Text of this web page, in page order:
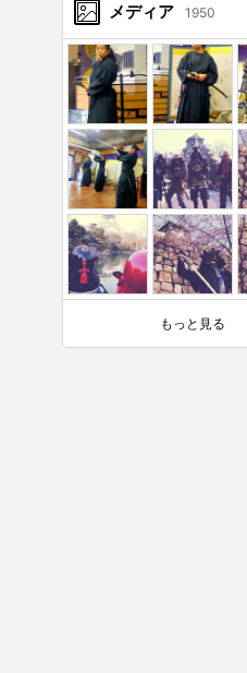
メディア 1950
もっと見る